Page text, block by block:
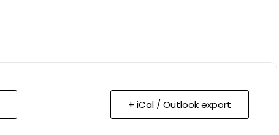
+ iCal / Outlook export